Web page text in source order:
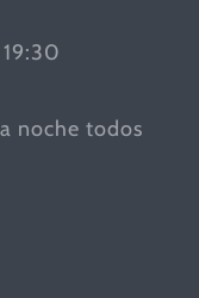
noche todos